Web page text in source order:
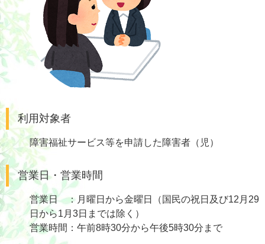
利用対象者
障害福祉サービス等を申請した障害者（児）
営業日・営業時間
営業日 ：月曜日から金曜日（国民の祝日及び12月29
日から1月3日までは除く）
営業時間：午前8時30分から午後5時30分まで